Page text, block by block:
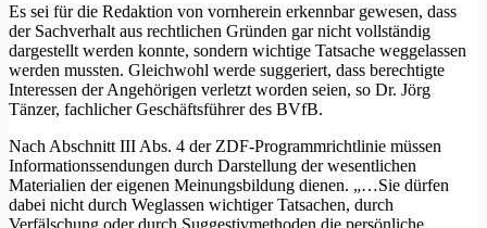
Es sei für die Redaktion von vornherein erkennbar gewesen, dass
der Sachverhalt aus rechtlichen Gründen gar nicht vollständig
dargestellt werden konnte, sondern wichtige Tatsache weggelassen
werden mussten. Gleichwohl werde suggeriert, dass berechtigte
Interessen der Angehörigen verletzt worden seien, so Dr. Jörg
Tänzer, fachlicher Geschäftsführer des BVfB.
Nach Abschnitt III Abs. 4 der ZDF-Programmrichtlinie müssen
Informationssendungen durch Darstellung der wesentlichen
Materialien der eigenen Meinungsbildung dienen. „…Sie dürfen
dabei nicht durch Weglassen wichtiger Tatsachen, durch
Verfälschung oder durch Suggestivmethoden die persönliche